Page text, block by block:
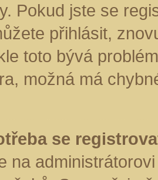
Pokud jste se
přihlásit,
toto bývá
možná má
se
na